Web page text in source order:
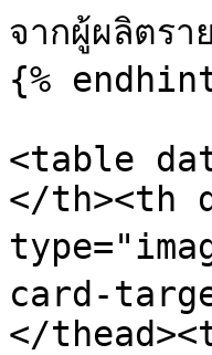
จากผู้ผลิตรา
{%
<table
</th><th
card-
</